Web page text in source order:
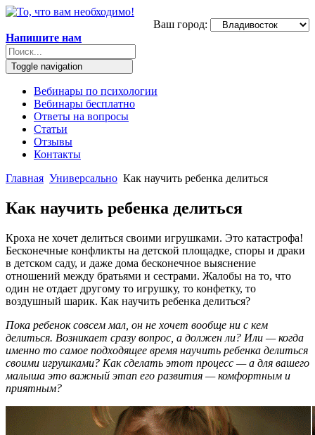
Ваш город:
Напишите нам
Toggle navigation
Вебинары по психологии
Вебинары бесплатно
Ответы на вопросы
Статьи
Отзывы
Контакты
Главная Универсально Как научить ребенка делиться
Как научить ребенка делиться
Кроха не хочет делиться своими игрушками. Это катастрофа!
Бесконечные конфликты на детской площадке, споры и драки
в детском саду, и даже дома бесконечное выяснение
отношений между братьями и сестрами. Жалобы на то, что
один не отдает другому то игрушку, то конфетку, то
воздушный шарик. Как научить ребенка делиться?
Пока ребенок совсем мал, он не хочет вообще ни с кем
делиться. Возникает сразу вопрос, а должен ли? Или — когда
именно то самое подходящее время научить ребенка делиться
своими игрушками? Как сделать этот процесс — а для вашего
малыша это важный этап его развития — комфортным и
приятным?